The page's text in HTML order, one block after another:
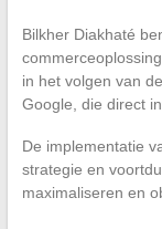
Bilkher Diakhaté
in het volgen van
Google, die direct
De implementatie
strategie en
maximaliseren en